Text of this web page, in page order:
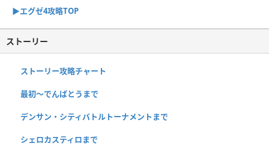
▶︎エグゼ4攻略TOP
ストーリー
ストーリー攻略チャート
最初～でんぱとうまで
デンサン・シティバトルトーナメントまで
シェロカスティロまで